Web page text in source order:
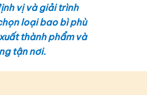
vị và giải trình
loại bao bì phù
thành phẩm và
tận nơi.